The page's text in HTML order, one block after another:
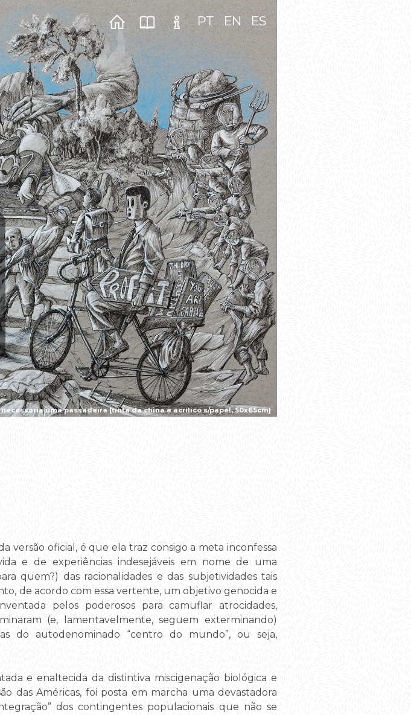
uma passadeira [tinta da china e acrílico s/papel, 50x65cm]
PT EN ES
versão oficial, é que ela traz consigo a meta inconfessa
e de experiências indesejáveis em nome de uma
quem?) das racionalidades e das subjetividades tais
de acordo com essa vertente, um objetivo genocida e
pelos poderosos para camuflar atrocidades,
(e, lamentavelmente, seguem exterminando)
do autodenominado “centro do mundo”, ou seja,
e enaltecida da distintiva miscigenação biológica e
das Américas, foi posta em marcha uma devastadora
dos contingentes populacionais que não se